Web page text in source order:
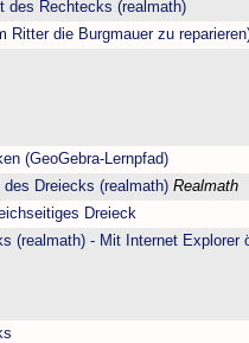
des Rechtecks (realmath)
Ritter die Burgmauer zu
(GeoGebra-Lernpfad)
Dreiecks (realmath) Realmath
Dreieck
(realmath) - Mit Internet Explorer